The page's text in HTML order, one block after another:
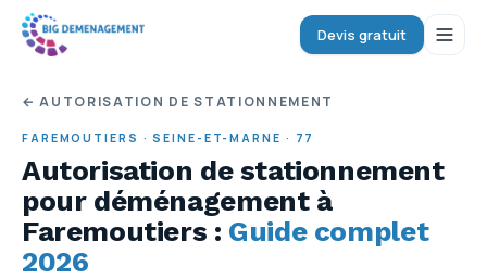
Devis gratuit
← AUTORISATION DE STATIONNEMENT
FAREMOUTIERS ·SEINE-ET-MARNE · 77
Autorisation de stationnement
pour déménagement à
Faremoutiers : Guide complet
2026